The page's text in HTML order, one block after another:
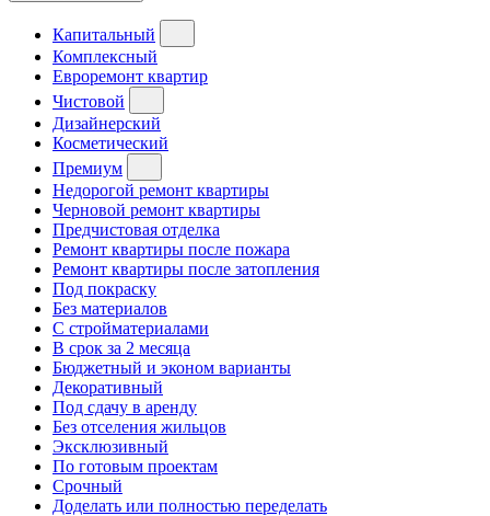
Капитальный
Комплексный
Евроремонт квартир
Чистовой
Дизайнерский
Косметический
Премиум
Недорогой ремонт квартиры
Черновой ремонт квартиры
Предчистовая отделка
Ремонт квартиры после пожара
Ремонт квартиры после затопления
Под покраску
Без материалов
С стройматериалами
В срок за 2 месяца
Бюджетный и эконом варианты
Декоративный
Под сдачу в аренду
Без отселения жильцов
Эксклюзивный
По готовым проектам
Срочный
Доделать или полностью переделать